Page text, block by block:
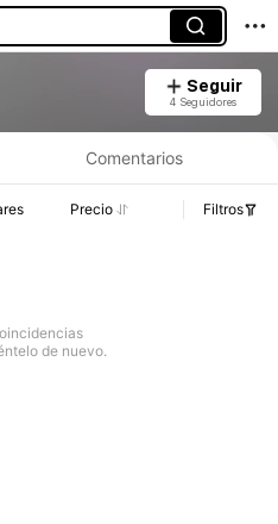
Seguir
4 Seguidores
Comentarios
Precio Filtros
de nuevo.